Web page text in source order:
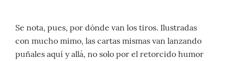
Se nota, pues, por dónde van los tiros. Ilustradas
con mucho mimo, las cartas mismas van lanzando
puñales aquí y allá, no solo por el retorcido humor